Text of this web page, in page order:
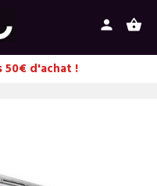
shopping_basket
person
50€ d'achat !